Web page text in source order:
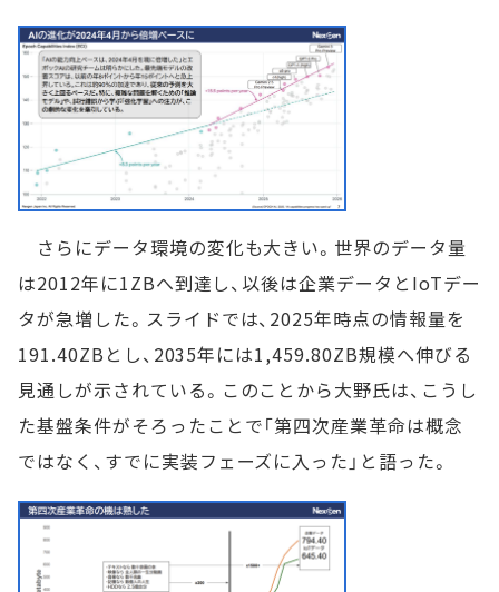
さらにデータ環境の変化も大きい。世界のデータ量
は2012年に1ZBへ到達し、以後は企業データとIoTデー
タが急増した。スライドでは、2025年時点の情報量を
191.40ZBとし、2035年には1,459.80ZB規模へ伸びる
見通しが示されている。このことから大野氏は、こうし
た基盤条件がそろったことで「第四次産業革命は概念
ではなく、すでに実装フェーズに入った」と語った。